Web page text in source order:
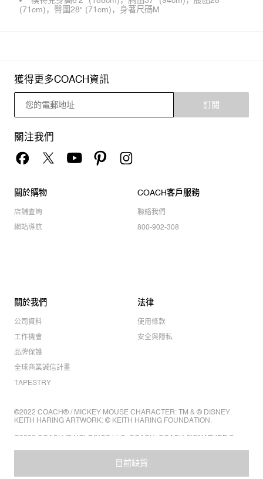
(71cm)，臀圍28" (71cm)，身著尺碼M
目前缺貨
獲得更多COACH資訊
訂閱
關注我們
關於購物
店舖查詢
網站導航
COACH客戶服務
聯絡我們
800-902-308
關於我們
公司資料
工作機會
品牌保護
全球商業誠信計畫
TAPESTRY
法律
使用條款
安全與隱私
©2022 COACH® / MICKEY MOUSE CHARACTER: TM & © DISNEY.
KEITH HARING ARTWORK: © KEITH HARING FOUNDATION.
©2022 COACH IP HOLDINGS LLC. COACH, COACH SIGNATURE C